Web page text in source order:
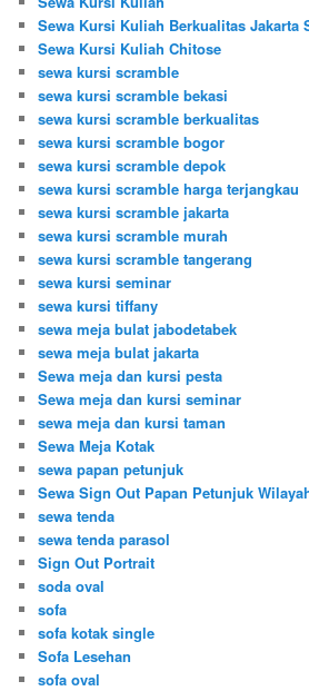
Sewa Kursi Kuliah Berkualitas Jakarta
Sewa Kursi Kuliah Chitose
sewa kursi scramble
sewa kursi scramble bekasi
sewa kursi scramble berkualitas
sewa kursi scramble bogor
sewa kursi scramble depok
sewa kursi scramble harga terjangkau
sewa kursi scramble jakarta
sewa kursi scramble murah
sewa kursi scramble tangerang
sewa kursi seminar
sewa kursi tiffany
sewa meja bulat jabodetabek
sewa meja bulat jakarta
Sewa meja dan kursi pesta
Sewa meja dan kursi seminar
sewa meja dan kursi taman
Sewa Meja Kotak
sewa papan petunjuk
Sewa Sign Out Papan Petunjuk
sewa tenda
sewa tenda parasol
Sign Out Portrait
soda oval
sofa
sofa kotak single
Sofa Lesehan
sofa oval